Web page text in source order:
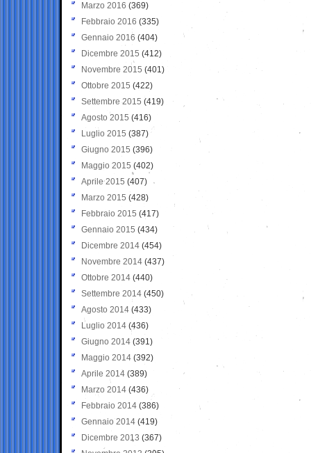
Marzo 2016 (369)
Febbraio 2016 (335)
Gennaio 2016 (404)
Dicembre 2015 (412)
Novembre 2015 (401)
Ottobre 2015 (422)
Settembre 2015 (419)
Agosto 2015 (416)
Luglio 2015 (387)
Giugno 2015 (396)
Maggio 2015 (402)
Aprile 2015 (407)
Marzo 2015 (428)
Febbraio 2015 (417)
Gennaio 2015 (434)
Dicembre 2014 (454)
Novembre 2014 (437)
Ottobre 2014 (440)
Settembre 2014 (450)
Agosto 2014 (433)
Luglio 2014 (436)
Giugno 2014 (391)
Maggio 2014 (392)
Aprile 2014 (389)
Marzo 2014 (436)
Febbraio 2014 (386)
Gennaio 2014 (419)
Dicembre 2013 (367)